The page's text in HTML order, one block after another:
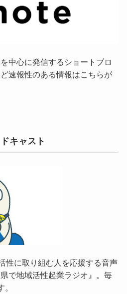
中心に発信するショートブロ
速報性のある情報はこちらが
キャスト
性に取り組む人を応援する音声
で地域活性起業ラジオ』。毎